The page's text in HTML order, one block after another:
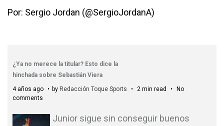
Por: Sergio Jordan (@SergioJordanA)
¿Ya no merece la titular? Esto dice la
hinchada sobre Sebastián Viera
4 años ago
by Redacción Toque Sports 2 min read
No
comments
Junior sigue sin conseguir buenos